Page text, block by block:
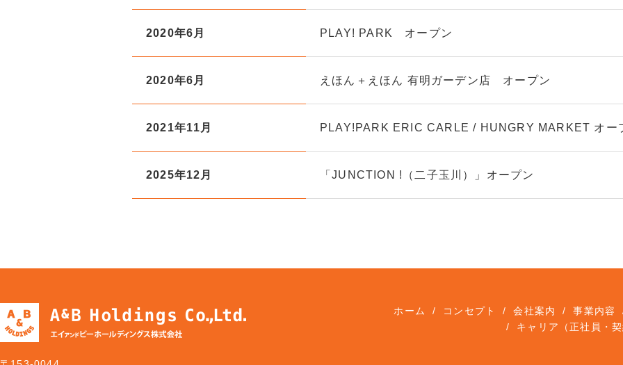
2020年6月 PLAY! PARK オープン
2020年6月 えほん＋えほん 有明ガーデン店 オープン
2021年11月 PLAY!PARK ERIC CARLE / HUNGRY MARKET オー
2025年12月 「JUNCTION !（二子玉川）」オープン
ホーム コンセプト 会社案内 事業内容
キャリア（正社員・